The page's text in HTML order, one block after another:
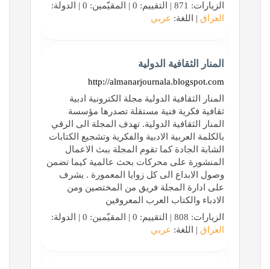
الزيارات: 871 | التقييم: 0 | المقيّمين: 0 | الدولة:
العراق | اللغة: عربي
المنار الثقافية الدولية
http://almanarjournala.blogspot.com
المنار الثقافية الدولية مجلة الكترونية ادبية
ثقافية فكرية فنية مستقلة تصدرها مؤسسة
المنار الثقافية الدولية. تهدف المجلة الى الرقي
بالكلمة العربية الادبية والفكرية وتشجيع الكتابات
الشابة الجادة كما تقوم المجلة ببث الاعمال
المنشورة على محركات بحث عالمية كيما تضمن
وصول الابداع الى كل زوايا المعمورة . يشرف
على ادارة المجلة فريق من المختصين ومن
الادباء والكتاب العرب المعروفين
الزيارات: 808 | التقييم: 0 | المقيّمين: 0 | الدولة:
العراق | اللغة: عربي